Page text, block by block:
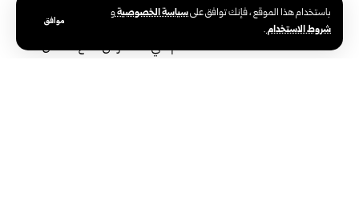
باستخدام هذا الموقع ، فإنك توافق علىسياسة الخصوصيةو
شروط الاستخدام.
موافق
لتطوير واقع التعليمي في سوريا، إضافة إلى دمج التكنولوجيا
الحديثة بالتعليم لتلبية متطلبات التعليم الرقمي، واستثمار
المساحات متعددة الاستخدام في المدارس، مع ضمان